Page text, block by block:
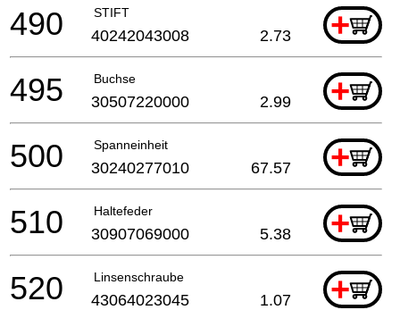
STIFT +
490 40242043008 2.73
Buchse +
495 30507220000 2.99
Spanneinheit +
500 30240277010 67.57
Haltefeder +
510 30907069000 5.38
Linsenschraube +
520 43064023045 1.07